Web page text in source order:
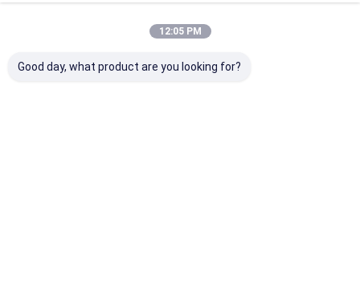
kita
kami
Site
Sitemap
Privacy Policy
Reserved.
12:05 PM
Good day, what product are you looking for?